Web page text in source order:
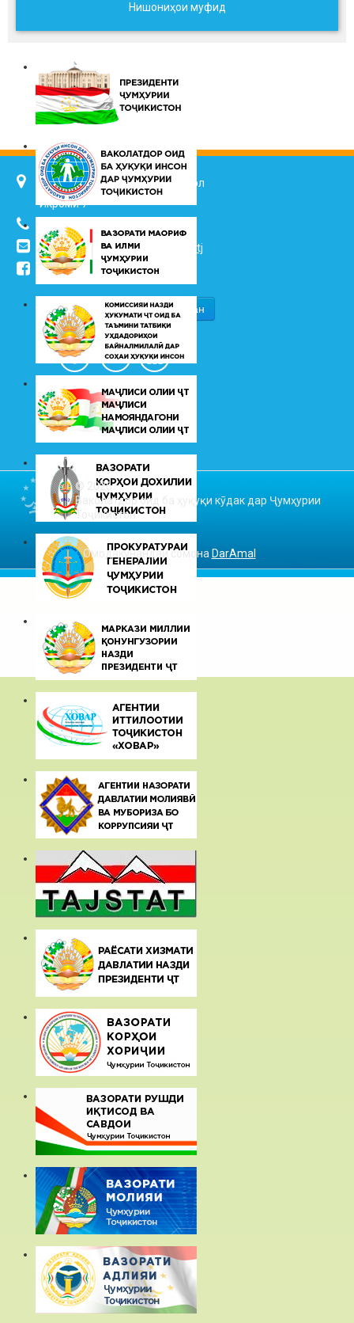
Нишониҳои муфид
734025, ш. Душанбе, кӯч. Ҷалол
Икромӣ 7
(+992 37) 2217352
info@vhk.tj
info@ombudsman.tj
/kudakon
© 2026
Ваколатдор оид ба ҳуқуқи кӯдак дар Ҷумҳурии
Тоҷикистон
Омодакунандаи сомона DarAmal